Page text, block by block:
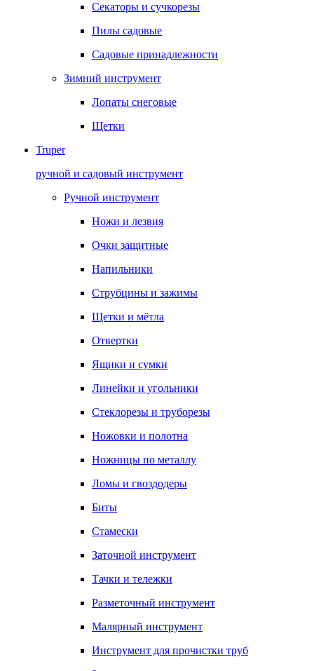
Секаторы и сучкорезы
Пилы садовые
Садовые принадлежности
Зимний инструмент
Лопаты снеговые
Щетки
Truper
ручной и садовый инструмент
Ручной инструмент
Ножи и лезвия
Очки защитные
Напильники
Струбцины и зажимы
Щетки и мётла
Отвертки
Ящики и сумки
Линейки и угольники
Стеклорезы и труборезы
Ножовки и полотна
Ножницы по металлу
Ломы и гвоздодеры
Биты
Стамески
Заточной инструмент
Тачки и тележки
Разметочный инструмент
Малярный инструмент
Инструмент для прочистки труб